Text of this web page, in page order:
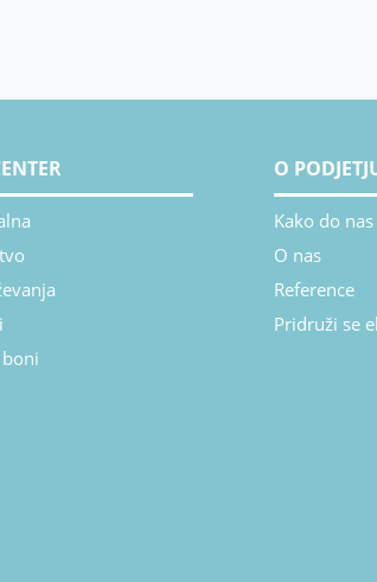
O
Kako do nas
O nas
Reference
Pridruži se